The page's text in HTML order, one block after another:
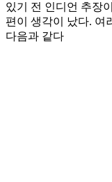
있기 전 인디언 추장
편이 생각이 났다. 여
다음과 같다